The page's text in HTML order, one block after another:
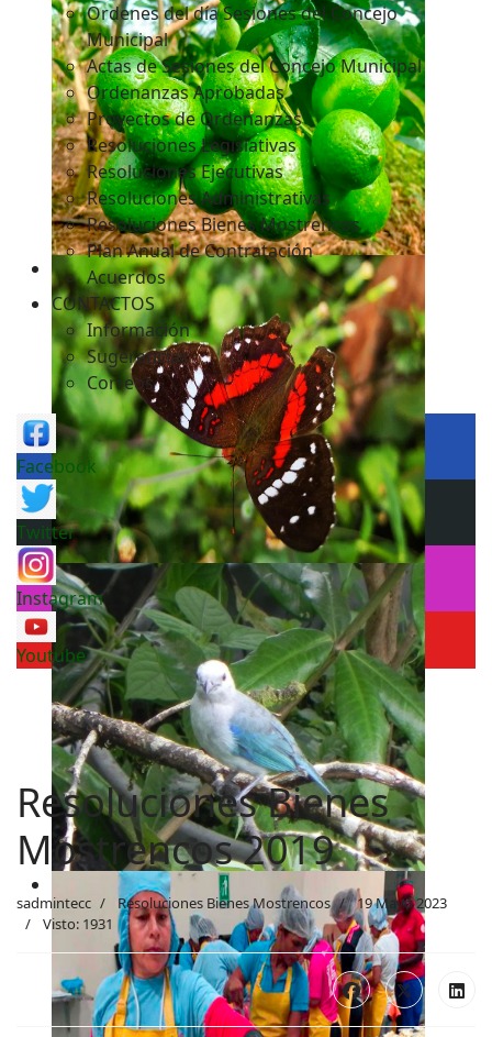
Ordenes del día Sesiones del Concejo
Municipal
Actas de Sesiones del Concejo Municipal
Ordenanzas Aprobadas
Proyectos de Ordenanzas
Resoluciones Legislativas
Resoluciones Ejecutivas
Resoluciones Administrativas
Resoluciones Bienes Mostrencos
Plan Anual de Contratación
Acuerdos
CONTACTOS
Información
Sugerencias
Correos
Facebook
Twitter
Instagram
Youtube
Resoluciones Bienes
Mostrencos 2019
sadmintecc Resoluciones Bienes Mostrencos
19 Mayo 2023
Visto: 1931